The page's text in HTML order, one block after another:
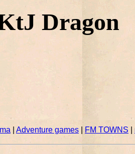
Dragon
Adventure games FM TOWNS